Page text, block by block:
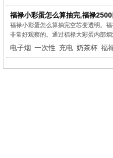
福禄小彩蛋怎么算抽完,福禄
福禄小彩蛋怎么算抽完空芯变透明。
非常好观察的。通过福禄大彩蛋内部
电子烟 一次性 充电 奶茶杯 福